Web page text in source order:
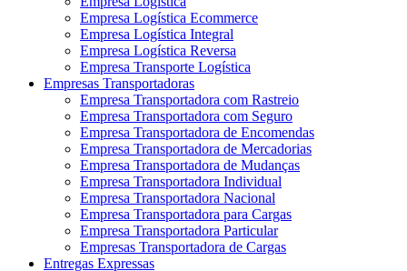
Empresa Logística Ecommerce
Empresa Logística Integral
Empresa Logística Reversa
Empresa Transporte Logística
Empresas Transportadoras
Empresa Transportadora com Rastreio
Empresa Transportadora com Seguro
Empresa Transportadora de Encomendas
Empresa Transportadora de Mercadorias
Empresa Transportadora de Mudanças
Empresa Transportadora Individual
Empresa Transportadora Nacional
Empresa Transportadora para Cargas
Empresa Transportadora Particular
Empresas Transportadora de Cargas
Entregas Expressas